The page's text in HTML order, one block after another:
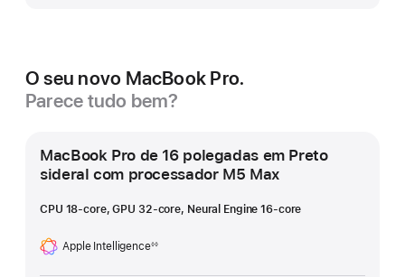
O seu novo MacBook Pro.
Parece tudo bem?
MacBook Pro de 16 polegadas em Preto
sideral com processador M5 Max
CPU 18‑core, GPU 32‑core, Neural Engine 16‑core
Apple Intelligence
Nota
◊◊